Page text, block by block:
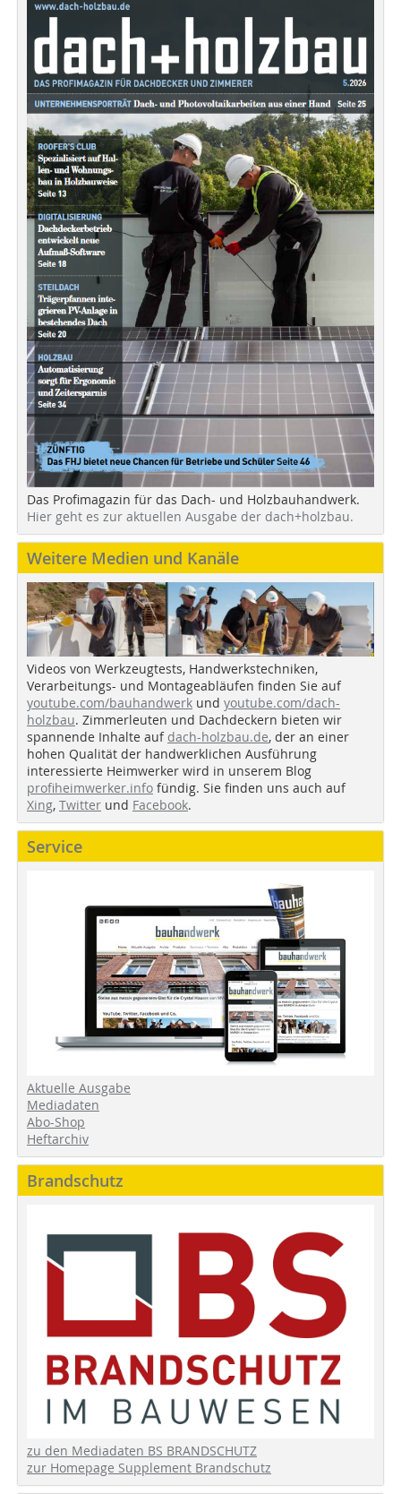
Das Profimagazin für das Dach- und Holzbauhandwerk.
Hier geht es zur aktuellen Ausgabe der dach+holzbau.
Weitere Medien und Kanäle
Videos von Werkzeugtests, Handwerkstechniken,
Verarbeitungs- und Montageabläufen finden Sie auf
youtube.com/bauhandwerk und youtube.com/dach-
holzbau. Zimmerleuten und Dachdeckern bieten wir
spannende Inhalte auf dach-holzbau.de, der an einer
hohen Qualität der handwerklichen Ausführung
interessierte Heimwerker wird in unserem Blog
profiheimwerker.info fündig. Sie finden uns auch auf
Xing, Twitter und Facebook.
Service
Aktuelle Ausgabe
Mediadaten
Abo-Shop
Heftarchiv
Brandschutz
zu den Mediadaten BS BRANDSCHUTZ
zur Homepage Supplement Brandschutz